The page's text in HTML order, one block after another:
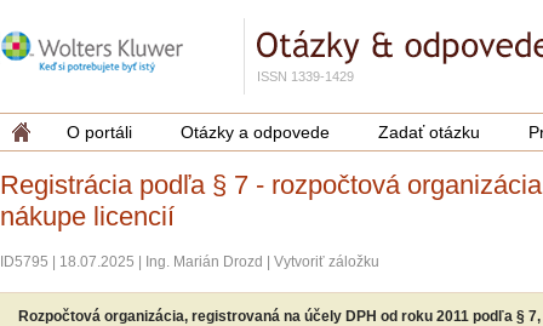
ISSN 1339-1429
O portáli Otázky a odpovede Zadať otázku
Registrácia podľa § 7 - rozpočtová
nákupe licencií
ID5795 18.07.2025 Ing. Marián Drozd Vytvoriť záložku
Rozpočtová organizácia, registrovaná na účely DPH od roku 2011 podľa §